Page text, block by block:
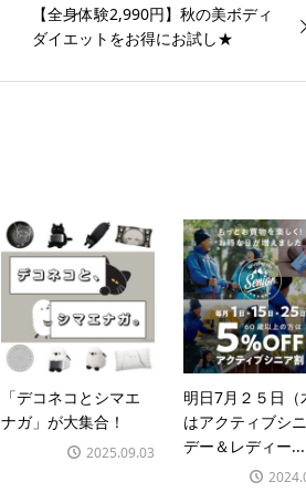
【全身体験2,990円】秋の美ボディ
ダイエットをお得にお試し★
「デコネコとシマエ
ナガ」が大集合！
2025.09.03
明日7月２５日（
はアクティブシ
デー＆レディー...